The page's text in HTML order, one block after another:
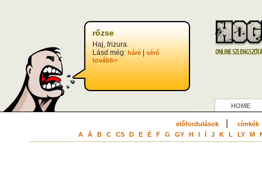
rőzse
Haj, frizura.
Lásd még: háré
séró
tovább>
HOME
előfordulások| címkék
A Á B C CS D E É F G GY H I Í J K L LY M